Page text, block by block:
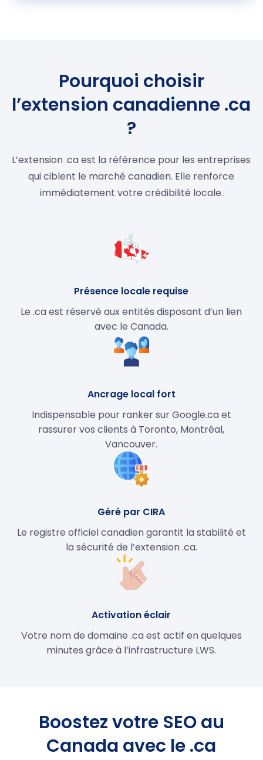
Pourquoi choisir
l’extension canadienne .ca
?
L’extension .ca est la référence pour les entreprises
qui ciblent le marché canadien. Elle renforce
immédiatement votre crédibilité locale.
Présence locale requise
Le .ca est réservé aux entités disposant d’un lien
avec le Canada.
Ancrage local fort
Indispensable pour ranker sur Google.ca et
rassurer vos clients à Toronto, Montréal,
Vancouver.
Géré par CIRA
Le registre officiel canadien garantit la stabilité et
la sécurité de l’extension .ca.
Activation éclair
Votre nom de domaine .ca est actif en quelques
minutes grâce à l’infrastructure LWS.
Boostez votre SEO au
Canada avec le .ca